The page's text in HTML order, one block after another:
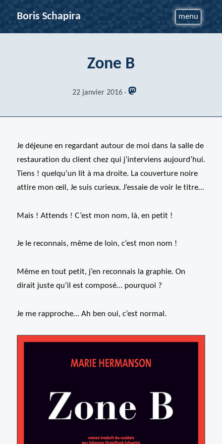
Boris Schapira menu
Zone B
22 janvier 2016
Je déjeune en regardant autour de moi dans la salle de
restauration du client chez qui j’interviens aujourd’hui.
Tiens ! quelqu’un lit à ma droite. La couverture noire
attire mon œil, Je suis curieux. J’essaie de voir le titre…
Mais ! Attends ! C’est mon nom, là, en petit !
Je le reconnais, même de loin, c’est mon nom !
Même en tout petit, j’en reconnais la graphie. On
dirait juste qu’il est composé… pourquoi ?
Je me rapproche… Ah ben oui, c’est normal.